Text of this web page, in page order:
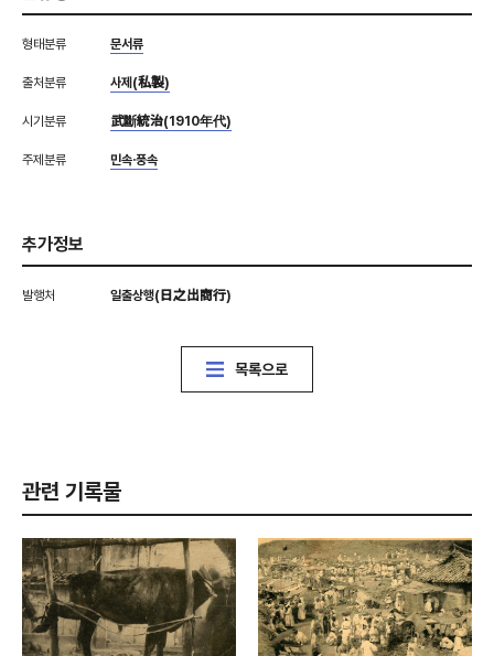
형태분류 문서류
출처분류 사제(私製)
시기분류 武斷統治(1910年代)
주제분류 민속·풍속
추가정보
발행처 일출상행(日之出商行)
목록으로
관련 기록물